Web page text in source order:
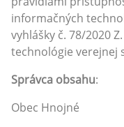
informačných
vyhlášky č. 78/2020
technológie verejnej
Správca obsahu:
Obec Hnojné